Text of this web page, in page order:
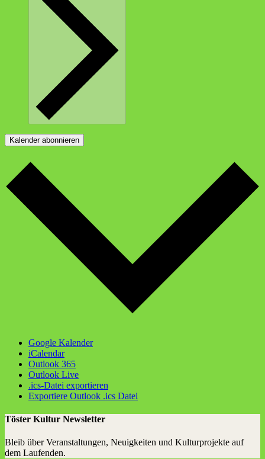
Kalender abonnieren
Google Kalender
iCalendar
Outlook 365
Outlook Live
.ics-Datei exportieren
Exportiere Outlook .ics Datei
Töster Kultur Newsletter
Bleib über Veranstaltungen, Neuigkeiten und Kulturprojekte auf
dem Laufenden.